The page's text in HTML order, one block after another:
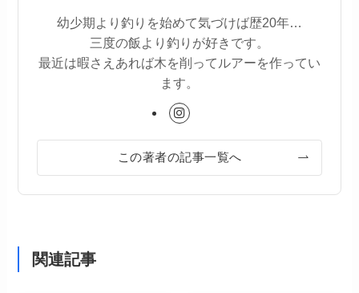
幼少期より釣りを始めて気づけば歴20年…
三度の飯より釣りが好きです。
最近は暇さえあれば木を削ってルアーを作ってい
ます。
この著者の記事一覧へ
関連記事